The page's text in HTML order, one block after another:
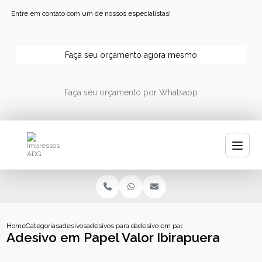
Entre em contato com um de nossos especialistas!
Faça seu orçamento agora mesmo
Faça seu orçamento por Whatsapp
HomeCategoriasadesivosadesivos para decoracaoadesivo em papel valor ibirapuera
Adesivo em Papel Valor Ibirapuera